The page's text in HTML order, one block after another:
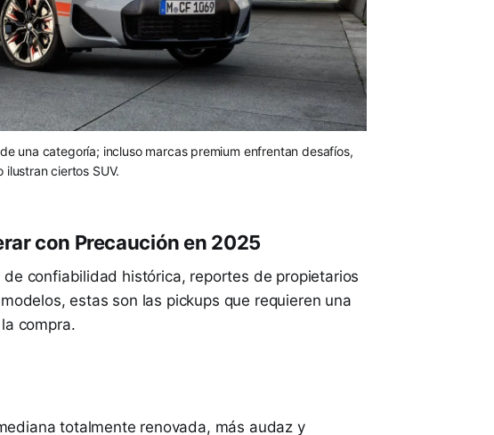
una categoría; incluso marcas premium enfrentan desafíos,
ilustran ciertos SUV.
con Precaución en 2025
confiabilidad histórica, reportes de propietarios
estas son las pickups que requieren una
compra.
totalmente renovada, más audaz y